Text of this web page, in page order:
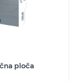
ploča